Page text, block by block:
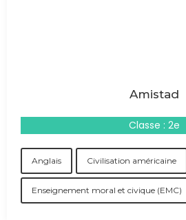
Amistad
Classe : 2e
Anglais Civilisation américaine
Enseignement moral et civique (EMC)